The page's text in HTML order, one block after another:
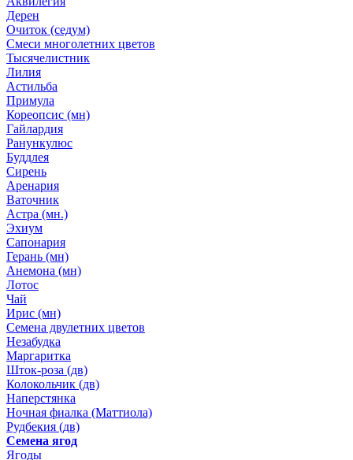
Дерен
Очиток (седум)
Смеси многолетних цветов
Тысячелистник
Лилия
Астильба
Примула
Кореопсис (мн)
Гайлардия
Ранункулюс
Буддлея
Сирень
Аренария
Ваточник
Астра (мн.)
Эхиум
Сапонария
Герань (мн)
Анемона (мн)
Лотос
Чай
Ирис (мн)
Семена двулетних цветов
Незабудка
Маргаритка
Шток-роза (дв)
Колокольчик (дв)
Наперстянка
Ночная фиалка (Маттиола)
Рудбекия (дв)
Семена ягод
Ягоды